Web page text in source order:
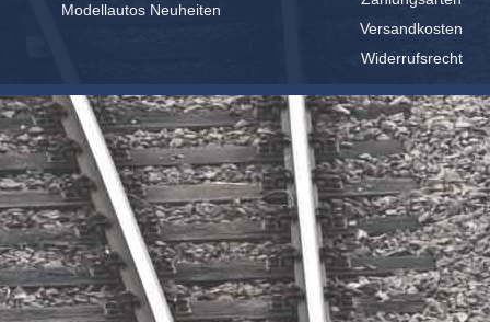
Modellautos Neuheiten
Versandkosten
Widerrufsrecht